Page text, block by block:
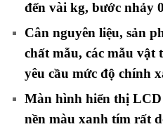
đến vài kg, bước nhảy
Cân nguyên liệu, sản
chất mẫu, các mẫu vật
yêu cầu mức độ chính
Màn hình hiển thị LCD
nền màu xanh tím rất